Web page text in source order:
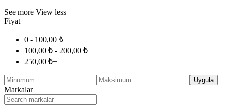
See more View less
Fiyat
0 - 100,00 ₺
100,00 ₺ - 200,00 ₺
250,00 ₺+
Uygula
Markalar